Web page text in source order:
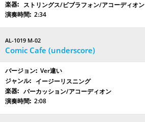
ストリングス/ビブラフォン/アコーディオン
2:34
AL-1019 M-02
Comic Cafe (underscore)
Ver違い
イージーリスニング
パーカッション/アコーディオン
2:08